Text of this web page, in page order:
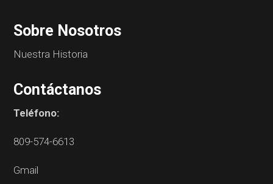
Sobre Nosotros
Nuestra Historia
Contáctanos
Teléfono:
809-574-6613
Gmail